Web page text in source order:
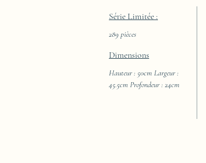
Série Limitée :
289 pièces
Dimensions
Hauteur : 50cm Largeur :
45.5cm Profondeur : 24cm